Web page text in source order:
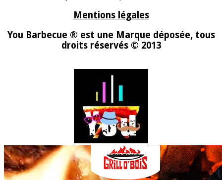
Mentions légales
You Barbecue ® est une Marque déposée, tous
droits réservés © 2013